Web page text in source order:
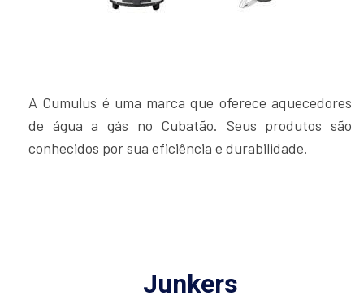
A Cumulus é uma marca que oferece aquecedores
de água a gás no Cubatão. Seus produtos são
conhecidos por sua eficiência e durabilidade.
Junkers